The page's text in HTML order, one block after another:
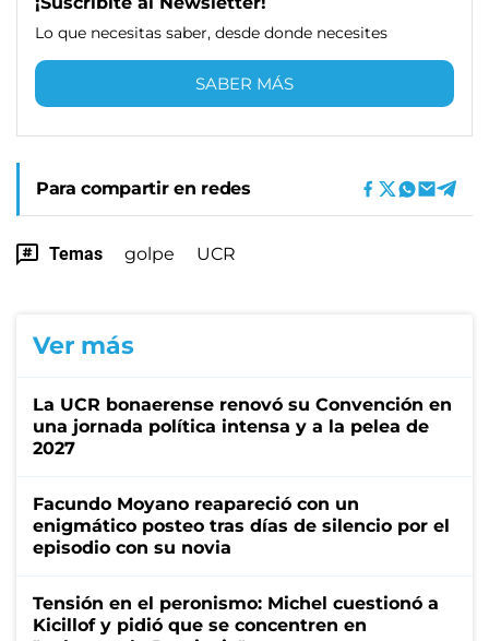
Lo que necesitas saber, desde donde necesites
SABER MÁS
Para compartir en redes
Temas golpe UCR
Ver más
La UCR bonaerense renovó su Convención en
una jornada política intensa y a la pelea de
2027
Facundo Moyano reapareció con un
enigmático posteo tras días de silencio por el
episodio con su novia
Tensión en el peronismo: Michel cuestionó a
Kicillof y pidió que se concentren en